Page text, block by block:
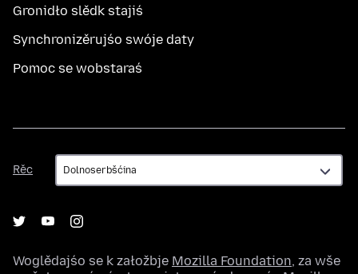
Gronidło slědk stajiś
Synchronizěrujśo swóje daty
Pomoc se wobstaraś
Rěc
Rěc
Woglědajśo se k załožbje Mozilla Foundation, za wše